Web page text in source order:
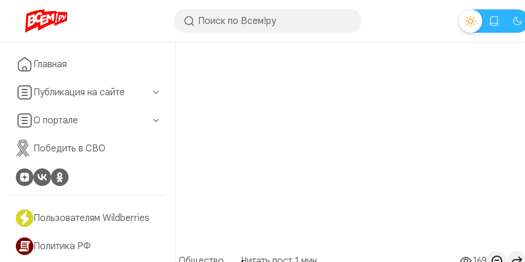
Главная
Публикация на сайте
О портале
Победить в СВО
Пользователям Wildberries
Политика РФ